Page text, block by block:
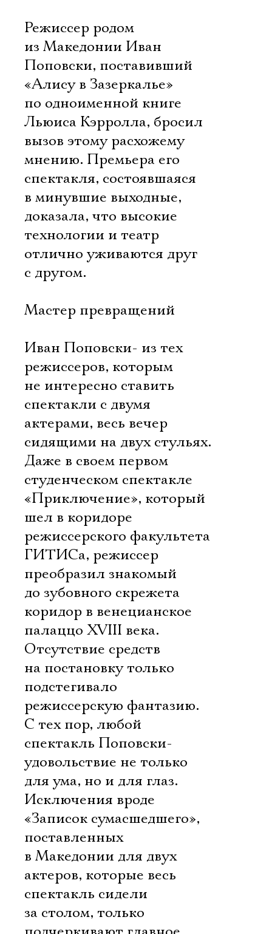
Режиссер родом
из Македонии Иван
Поповски, поставивший
«Алису в Зазеркалье»
по одноименной книге
Льюиса Кэрролла, бросил
вызов этому расхожему
мнению. Премьера его
спектакля, состоявшаяся
в минувшие выходные,
доказала, что высокие
технологии и театр
отлично уживаются друг
с другом.
Мастер превращений
Иван Поповски- из тех
режиссеров, которым
не интересно ставить
спектакли с двумя
актерами, весь вечер
сидящими на двух стульях.
Даже в своем первом
студенческом спектакле
«Приключение», который
шел в коридоре
режиссерского факультета
ГИТИСа, режиссер
преобразил знакомый
до зубовного скрежета
коридор в венецианское
палаццо XVIII века.
Отсутствие средств
на постановку только
подстегивало
режиссерскую фантазию.
С тех пор, любой
спектакль Поповски-
удовольствие не только
для ума, но и для глаз.
Исключения вроде
«Записок сумасшедшего»,
поставленных
в Македонии для двух
актеров, которые весь
спектакль сидели
за столом, только